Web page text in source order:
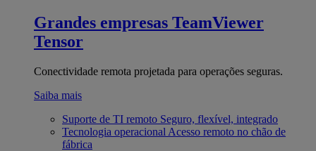
Grandes empresas TeamViewer
Tensor
Conectividade remota projetada para operações seguras.
Saiba mais
Suporte de TI remoto Seguro, flexível, integrado
Tecnologia operacional Acesso remoto no chão de
fábrica